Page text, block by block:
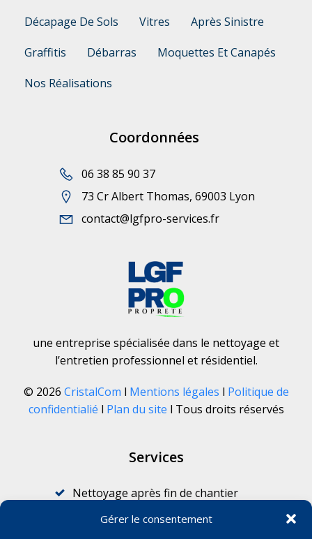
Gérer le consentement
Décapage De Sols
Vitres
Après Sinistre
Graffitis
Débarras
Moquettes Et Canapés
Nos Réalisations
Coordonnées
06 38 85 90 37
73 Cr Albert Thomas, 69003 Lyon
contact@lgfpro-services.fr
une entreprise spécialisée dans le nettoyage et
l’entretien professionnel et résidentiel.
© 2026 CristalCom l Mentions légales l Politique de
confidentialié l Plan du site l Tous droits réservés
Services
Nettoyage après fin de chantier
Nettoyage pour professionnels